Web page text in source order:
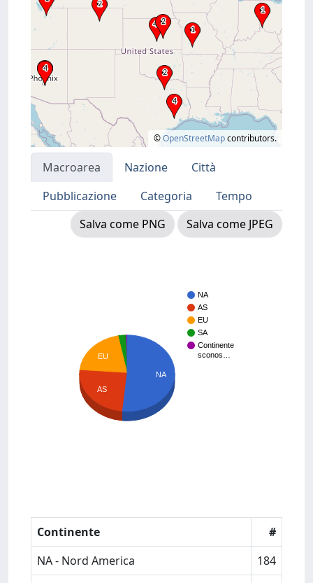
©OpenStreetMapcontributors.
Macroarea Nazione
Città
Pubblicazione
Categoria
Tempo
Salva come PNG
Salva come JPEG
NA
AS
EU
SA
Continente
sconos…
EU
AS
NA
Continente
#
NA - Nord America
184